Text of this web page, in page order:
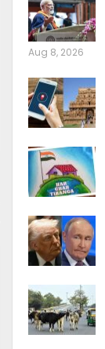
Aug 8, 2026